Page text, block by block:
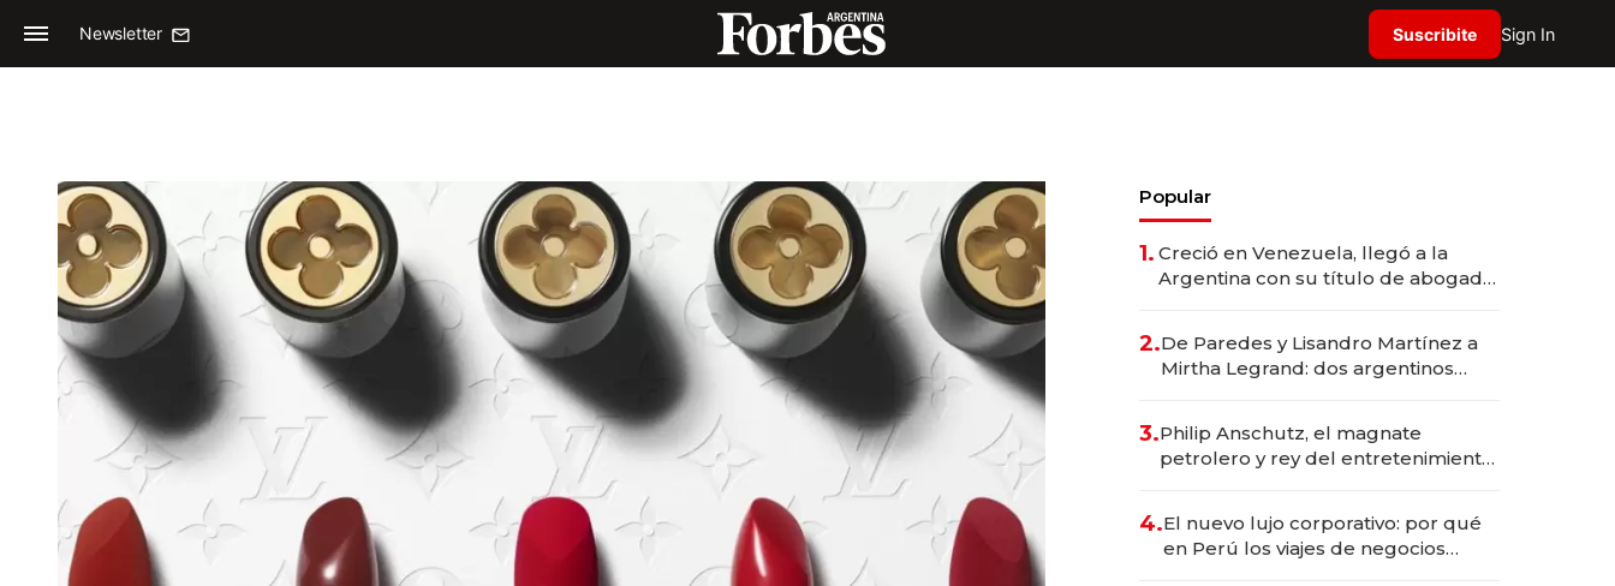
Newsletter Suscribite Sign In
Popular
1. Creció en Venezuela, llegó a la
Argentina con su título de abogado
marcas "fast premium"
2.De Paredes y Lisandro Martínez a
Mirtha Legrand: dos argentinos
3.Philip Anschutz, el magnate
petrolero y rey del entretenimiento
4.El nuevo lujo corporativo: por qué
en Perú los viajes de negocios